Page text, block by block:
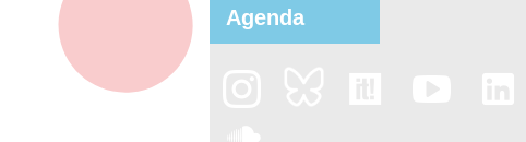
Agenda